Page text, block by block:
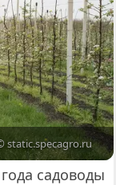
static.specagro.ru
садоводы